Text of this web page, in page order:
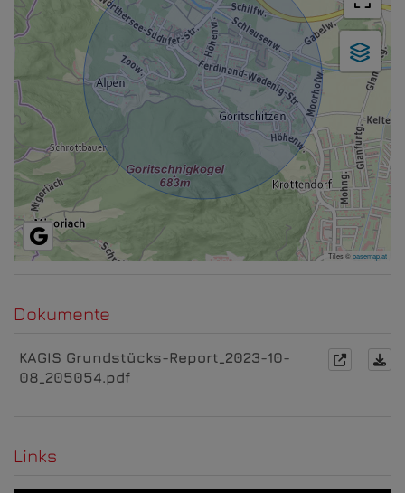
Tiles ©basemap.at
Dokumente
KAGIS Grundstücks-Report_2023-10-
08_205054.pdf
Links